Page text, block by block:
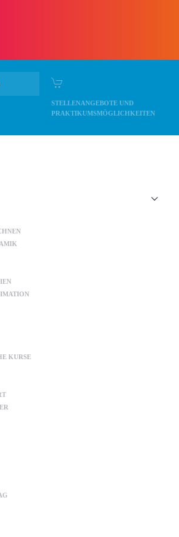
STELLENANGEBOTE UND
PRAKTIKUMSMÖGLICHKEITEN
KURSE